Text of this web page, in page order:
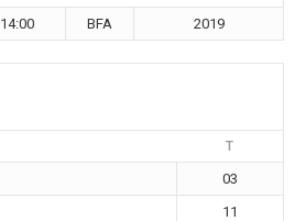
14:00 BFA 2019
T
03
11